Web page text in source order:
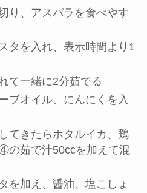
り、アスパラを食べやす
タを入れ、表示時間より1
て一緒に2分茹でる
ブオイル、にんにくを入
てきたらホタルイカ、鶏
の茹で汁50ccを加えて混
を加え、醤油、塩こしょ